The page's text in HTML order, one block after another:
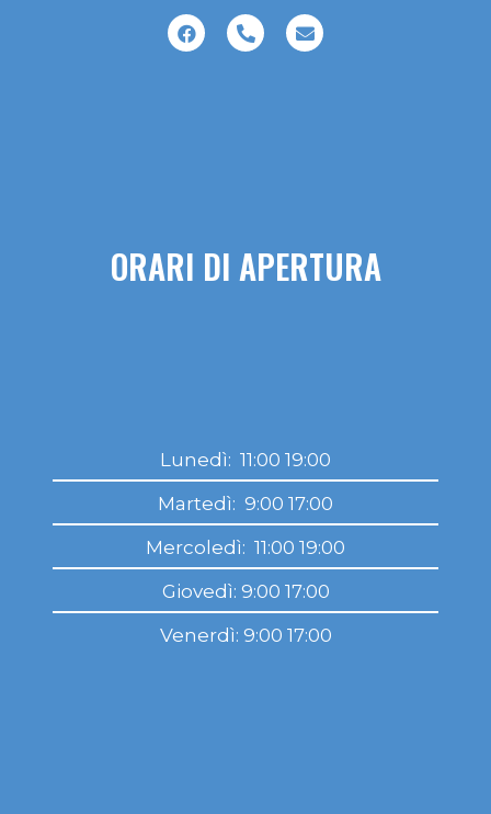
ORARI DI APERTURA
Lunedì: 11:00 19:00
Martedì: 9:00 17:00
Mercoledì: 11:00 19:00
Giovedì: 9:00 17:00
Venerdì: 9:00 17:00